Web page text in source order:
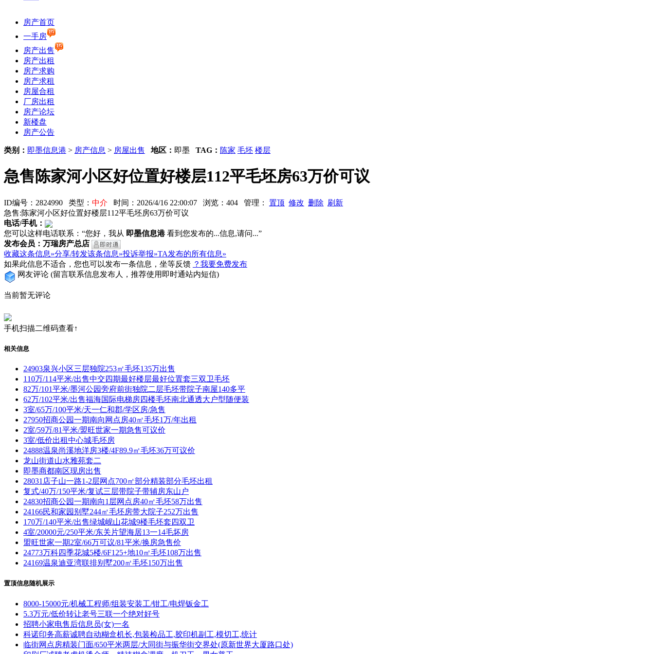
房产首页
一手房
房产出售
房产出租
房产求购
房产求租
房屋合租
厂房出租
房产论坛
新楼盘
房产公告
类别： 即墨信息港 > 房产信息 > 房屋出售 地区： 即墨 TAG： 陈家 毛坯 楼层
急售陈家河小区好位置好楼层112平毛坯房63万价可议
ID编号：2824990 类型： 中介 时间：2026/4/16 22:00:07 浏览：404 管理： 置顶 修改 删除 刷新
急售:陈家河小区好位置好楼层112平毛坯房63万价可议
电话/手机：
您可以这样电话联系：“您好，我从 即墨信息港看到您发布的...信息,请问...”
发布会员：万瑞房产总店
收藏这条信息»分享/转发该条信息»投诉举报»TA发布的所有信息»
如果此信息不适合，您也可以发布一条信息，坐等反馈 ？我要免费发布
网友评论 (留言联系信息发布人，推荐使用即时通站内短信)
当前暂无评论
手机扫描二维码查看↑
相关信息
24903泉兴小区三层独院253㎡毛坯135万出售
110万/114平米/出售中交四期最好楼层最好位置套三双卫毛坯
82万/101平米/墨河公园旁府前街独院二层毛坯带院子南屋140多平
62万/102平米/出售福海国际电梯房四楼毛坯南北通透大户型随便装
3室/65万/100平米/天一仁和郡/学区房/急售
27950招商公园一期南向网点房40㎡毛坯1万/年出租
2室/59万/81平米/盟旺世家一期急售可议价
3室/低价出租中心城毛坯房
24888温泉尚溪地洋房3楼/4F89.9㎡毛坯36万可议价
龙山街道山水雅苑套二
即墨商都南区现房出售
28031店子山一路1-2层网点700㎡部分精装部分毛坯出租
复式/40万/150平米/复试三层带院子带辅房东山户
24830招商公园一期南向1层网点房40㎡毛坯58万出售
24166民和家园别墅244㎡毛坯房带大院子252万出售
170万/140平米/出售绿城岘山花城9楼毛坯套四双卫
4室/20000元/250平米/东关片望海居13一14毛坏房
盟旺世家一期2室/66万可议/81平米/换房急售价
24773万科四季花城5楼/6F125+地10㎡毛坯108万出售
24169温泉迪亚湾联排别墅200㎡毛坯150万出售
置顶信息随机展示
8000-15000元/机械工程师/组装安装工/钳工/电焊钣金工
5.3万元/低价转让老号三联一个绝对好号
招聘小家电售后信息员(女)一名
科诺印务高薪诚聘自动糊盒机长,包装检品工,胶印机副工,模切工,统计
临街网点房精装门面/650平米两层/大同街与振华街交界处(原新世界大厦路口处)